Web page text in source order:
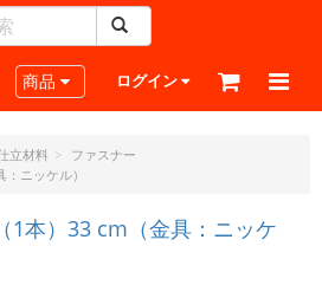
Toggle navigation
商品 ログイン
立材料
ファスナー
ニッケル）
1本）33 cm（金具：ニッケ